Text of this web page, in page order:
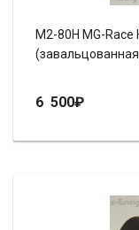
М2-80H MG-Race
6 500₽